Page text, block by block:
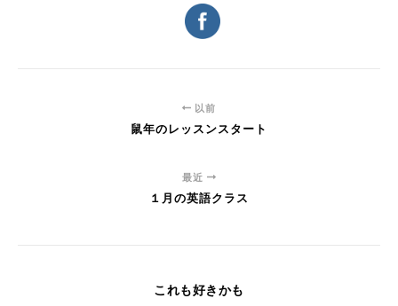
以前
鼠年のレッスンスタート
最近
１月の英語クラス
これも好きかも